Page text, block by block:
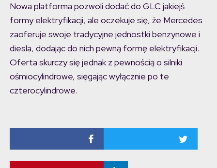
Nowa platforma pozwoli dodać do GLC jakiejś
formy elektryfikacji, ale oczekuje się, że Mercedes
zaoferuje swoje tradycyjne jednostki benzynowe i
diesla, dodając do nich pewną formę elektryfikacji.
Oferta skurczy się jednak z pewnością o silniki
ośmiocylindrowe, sięgając wyłącznie po te
czterocylindrowe.